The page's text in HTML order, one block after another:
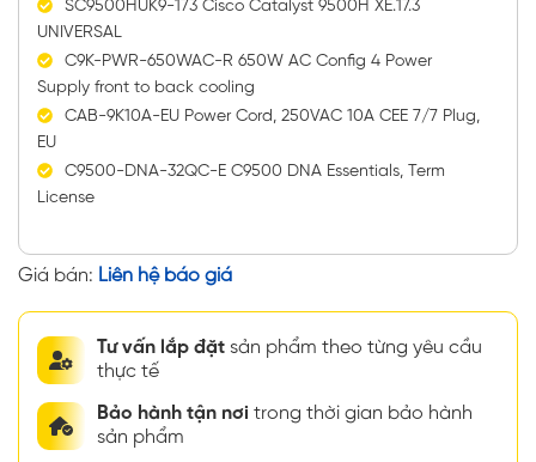
SC9500HUK9-173 Cisco Catalyst 9500H XE.17.3
UNIVERSAL
C9K-PWR-650WAC-R 650W AC Config 4 Power
Supply front to back cooling
CAB-9K10A-EU Power Cord, 250VAC 10A CEE 7/7 Plug,
EU
C9500-DNA-32QC-E C9500 DNA Essentials, Term
License
Giá bán: Liên hệ báo giá
Tư vấn lắp đặt sản phẩm theo từng yêu cầu
thực tế
Bảo hành tận nơi trong thời gian bảo hành
sản phẩm